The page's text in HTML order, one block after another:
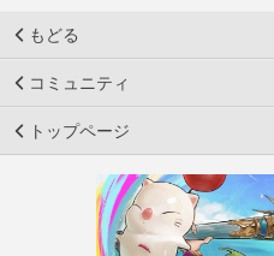
もどる
コミュニティ
トップページ